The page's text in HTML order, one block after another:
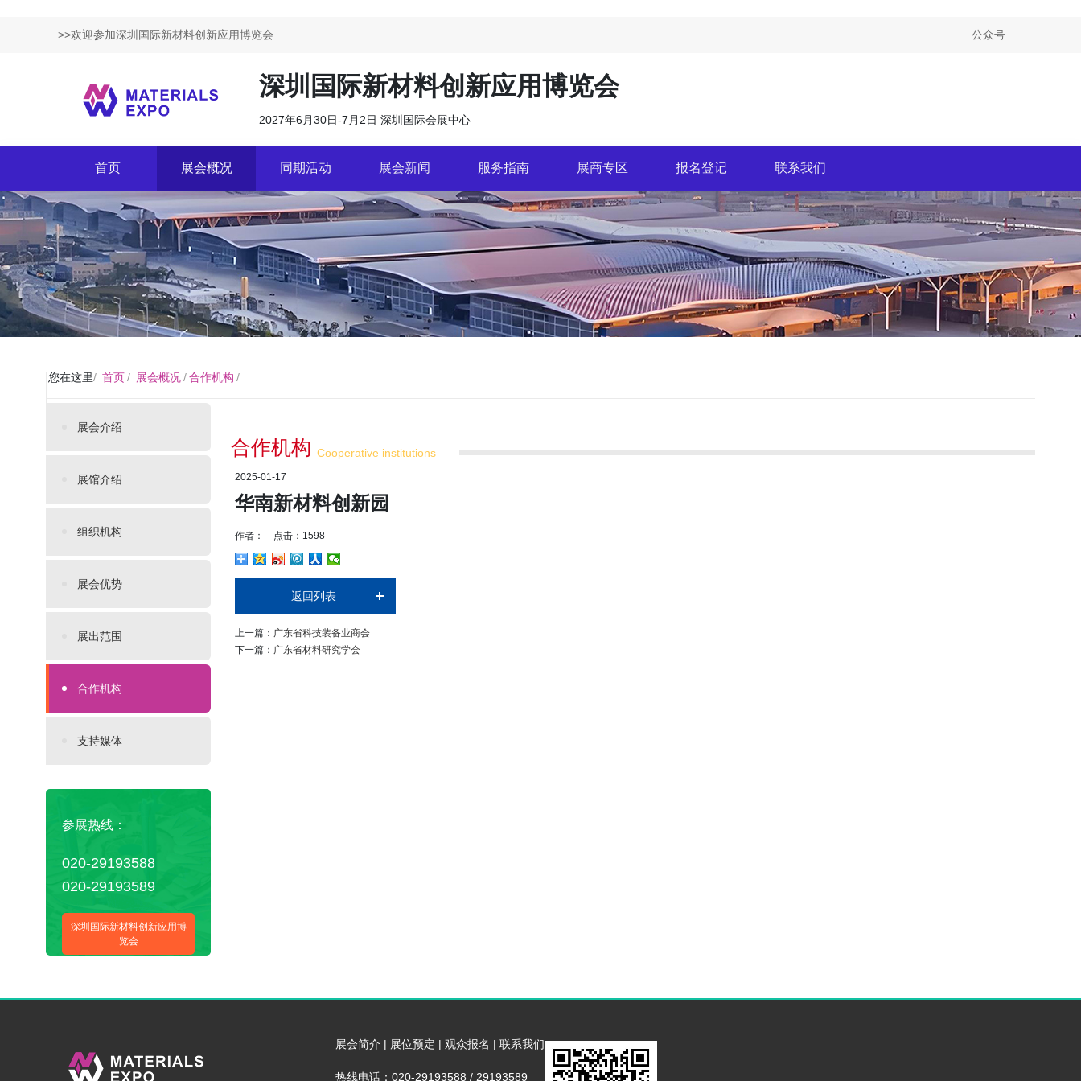
>>欢迎参加深圳国际新材料创新应用博览会 公众号
深圳国际新材料创新应用博览会
2027年6月30日-7月2日 深圳国际会展中心
首页 展会概况 同期活动 展会新闻 服务指南 展商专区 报名登记 联系我们
您在这里/ 首页/ 展会概况/合作机构 /
展会介绍
展馆介绍
组织机构
展会优势
展出范围
合作机构
支持媒体
参展热线：
020-29193588
020-29193589
深圳国际新材料创新应用博
览会
合作机构 Cooperative institutions
2025-01-17
华南新材料创新园
作者： 点击：1598
返回列表
上一篇： 广东省科技装备业商会
下一篇： 广东省材料研究学会
展会简介 | 展位预定 | 观众报名 | 联系我们
热线电话：020-29193588 / 29193589